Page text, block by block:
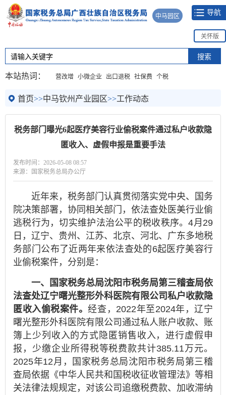
中马园区
导航
关怀版
本站热词： 营改增 小微企业 出口退税 社保费 个税
首页>>中马钦州产业园区>>工作动态
税务部门曝光6起医疗美容行业偷税案件通过私户收款隐
匿收入、虚假申报是重要手法
发布时间：2026-05-08 08:57
来源：国家税务总局办公厅
近年来，税务部门认真贯彻落实党中央、国务
院决策部署，协同相关部门，依法查处医美行业偷
逃税行为，切实维护法治公平的税收秩序。4月29
日，辽宁、贵州、江苏、北京、河北、广东多地税
务部门公布了近两年来依法查处的6起医疗美容行
业偷税案件，分别是：
一、国家税务总局沈阳市税务局第三稽查局依
法查处辽宁曙光整形外科医院有限公司私户收款隐
匿收入偷税案件。经查，2022年至2024年，辽宁
曙光整形外科医院有限公司通过私人账户收款、账
簿上少列收入的方式隐匿销售收入，进行虚假申
报，少缴企业所得税等税费款共计385.11万元。
2025年12月，国家税务总局沈阳市税务局第三稽
查局依据《中华人民共和国税收征收管理法》等相
关法律法规规定，对该公司追缴税费款、加收滞纳